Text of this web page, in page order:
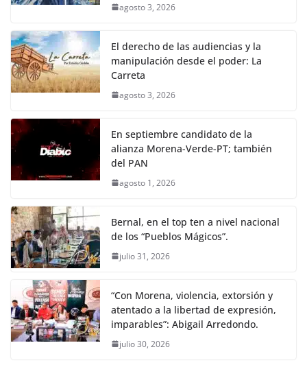
agosto 3, 2026
El derecho de las audiencias y la
manipulación desde el poder: La
Carreta
agosto 3, 2026
En septiembre candidato de la
alianza Morena-Verde-PT; también
del PAN
agosto 1, 2026
Bernal, en el top ten a nivel nacional
de los “Pueblos Mágicos”.
julio 31, 2026
“Con Morena, violencia, extorsión y
atentado a la libertad de expresión,
imparables”: Abigail Arredondo.
julio 30, 2026